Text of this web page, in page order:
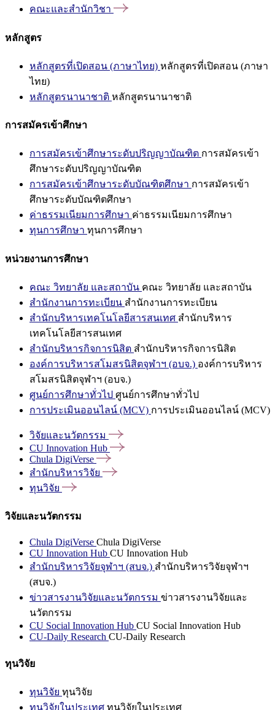
คณะและสำนักวิชา
หลักสูตร
หลักสูตรที่เปิดสอน (ภาษาไทย) หลักสูตรที่เปิดสอน (ภาษา
ไทย)
หลักสูตรนานาชาติ หลักสูตรนานาชาติ
การสมัครเข้าศึกษา
การสมัครเข้าศึกษาระดับปริญญาบัณฑิต การสมัครเข้า
ศึกษาระดับปริญญาบัณฑิต
การสมัครเข้าศึกษาระดับบัณฑิตศึกษา การสมัครเข้า
ศึกษาระดับบัณฑิตศึกษา
ค่าธรรมเนียมการศึกษา ค่าธรรมเนียมการศึกษา
ทุนการศึกษา ทุนการศึกษา
หน่วยงานการศึกษา
คณะ วิทยาลัย และสถาบัน คณะ วิทยาลัย และสถาบัน
สำนักงานการทะเบียน สำนักงานการทะเบียน
สำนักบริหารเทคโนโลยีสารสนเทศ สำนักบริหาร
เทคโนโลยีสารสนเทศ
สำนักบริหารกิจการนิสิต สำนักบริหารกิจการนิสิต
องค์การบริหารสโมสรนิสิตจุฬาฯ (อบจ.) องค์การบริหาร
สโมสรนิสิตจุฬาฯ (อบจ.)
ศูนย์การศึกษาทั่วไป ศูนย์การศึกษาทั่วไป
การประเมินออนไลน์ (MCV) การประเมินออนไลน์ (MCV)
วิจัยและนวัตกรรม
CU Innovation Hub
Chula DigiVerse
สำนักบริหารวิจัย
ทุนวิจัย
วิจัยและนวัตกรรม
Chula DigiVerse Chula DigiVerse
CU Innovation Hub CU Innovation Hub
สำนักบริหารวิจัยจุฬาฯ (สบจ.) สำนักบริหารวิจัยจุฬาฯ
(สบจ.)
ข่าวสารงานวิจัยและนวัตกรรม ข่าวสารงานวิจัยและ
นวัตกรรม
CU Social Innovation Hub CU Social Innovation Hub
CU-Daily Research CU-Daily Research
ทุนวิจัย
ทุนวิจัย ทุนวิจัย
ทุนวิจัยในประเทศ ทุนวิจัยในประเทศ